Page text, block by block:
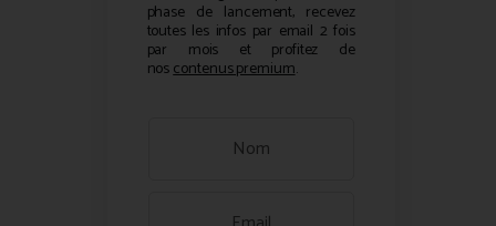
phase de lancement, recevez
toutes les infos par email 2 fois
par mois et profitez de
noscontenus premium.